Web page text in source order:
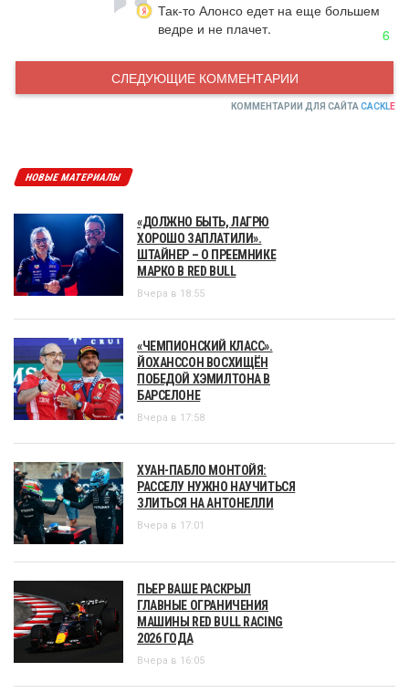
Так-то Алонсо едет на еще большем
ведре и не плачет.
6
СЛЕДУЮЩИЕ КОММЕНТАРИИ
КОММЕНТАРИИ ДЛЯ САЙТАCACKLE
НОВЫЕ МАТЕРИАЛЫ
«ДОЛЖНО БЫТЬ, ЛАГРЮ
ХОРОШО ЗАПЛАТИЛИ».
ШТАЙНЕР – О ПРЕЕМНИКЕ
МАРКО В RED BULL
Вчера в 18:55
«ЧЕМПИОНСКИЙ КЛАСС».
ЙОХАНССОН ВОСХИЩЁН
ПОБЕДОЙ ХЭМИЛТОНА В
БАРСЕЛОНЕ
Вчера в 17:58
ХУАН-ПАБЛО МОНТОЙЯ:
РАССЕЛУ НУЖНО НАУЧИТЬСЯ
ЗЛИТЬСЯ НА АНТОНЕЛЛИ
Вчера в 17:01
ПЬЕР ВАШЕ РАСКРЫЛ
ГЛАВНЫЕ ОГРАНИЧЕНИЯ
МАШИНЫ RED BULL RACING
2026 ГОДА
Вчера в 16:05